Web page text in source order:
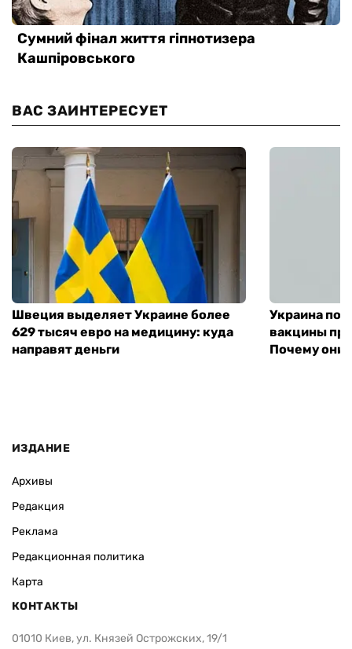
ВАС ЗАИНТЕРЕСУЕТ
Швеция выделяет Украине более
629 тысяч евро на медицину: куда
направят деньги
Украина
вакцины
Почему они
ИЗДАНИЕ
Архивы
Редакция
Реклама
Редакционная политика
Карта
КОНТАКТЫ
01010 Киев, ул. Князей Острожских, 19/1